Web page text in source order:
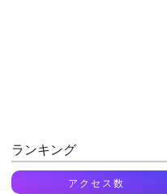
ランキング
アクセス数